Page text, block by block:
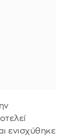
ενισχύθηκε